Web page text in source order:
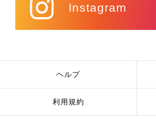
Instagram
ヘルプ
利用規約